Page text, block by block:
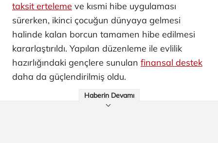
taksit erteleme ve kısmi hibe uygulaması
sürerken, ikinci çocuğun dünyaya gelmesi
halinde kalan borcun tamamen hibe edilmesi
kararlaştırıldı. Yapılan düzenleme ile evlilik
hazırlığındaki gençlere sunulan finansal destek
daha da güçlendirilmiş oldu.
Haberin Devamı